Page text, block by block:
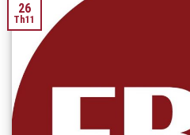
26
Th11